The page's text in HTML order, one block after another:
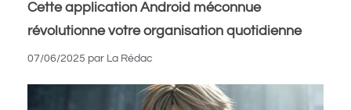
Cette application Android méconnue
révolutionne votre organisation quotidienne
07/06/2025 par La Rédac